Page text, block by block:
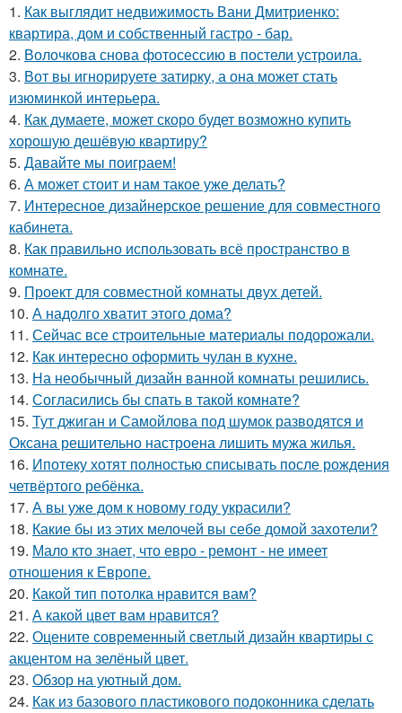
1. Как выглядит недвижимость Вани Дмитриенко:
квартира, дом и собственный гастро - бар.
2. Волочкова снова фотосессию в постели устроила.
3. Вот вы игнорируете затирку, а она может стать
изюминкой интерьера.
4. Как думаете, может скоро будет возможно купить
хорошую дешёвую квартиру?
5. Давайте мы поиграем!
6. А может стоит и нам такое уже делать?
7. Интересное дизайнерское решение для совместного
кабинета.
8. Как правильно использовать всё пространство в
комнате.
9. Проект для совместной комнаты двух детей.
10. А надолго хватит этого дома?
11. Сейчас все строительные материалы подорожали.
12. Как интересно оформить чулан в кухне.
13. На необычный дизайн ванной комнаты решились.
14. Согласились бы спать в такой комнате?
15. Тут джиган и Самойлова под шумок разводятся и
Оксана решительно настроена лишить мужа жилья.
16. Ипотеку хотят полностью списывать после рождения
четвёртого ребёнка.
17. А вы уже дом к новому году украсили?
18. Какие бы из этих мелочей вы себе домой захотели?
19. Мало кто знает, что евро - ремонт - не имеет
отношения к Европе.
20. Какой тип потолка нравится вам?
21. А какой цвет вам нравится?
22. Оцените современный светлый дизайн квартиры с
акцентом на зелёный цвет.
23. Обзор на уютный дом.
24. Как из базового пластикового подоконника сделать